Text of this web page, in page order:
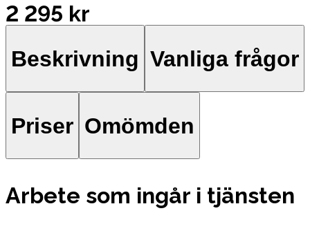
2 295 kr
Beskrivning Vanliga frågor
Priser Omömden
Arbete som ingår i tjänsten